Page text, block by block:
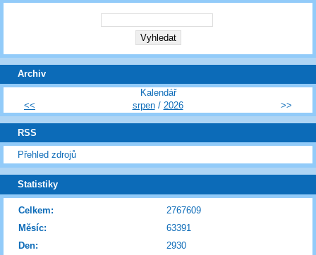
Archiv
Kalendář
<<
srpen/ 2026 >>
RSS
Přehled zdrojů
Statistiky
Celkem:
2767609
Měsíc:
63391
Den:
2930